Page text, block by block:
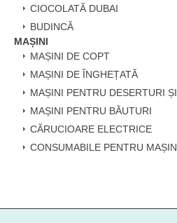
CIOCOLATĂ DUBAI
BUDINCĂ
MAȘINI
MAȘINI DE COPT
MAȘINI DE ÎNGHEȚATĂ
MAȘINI PENTRU DESERTURI
MAȘINI PENTRU BĂUTURI
CĂRUCIOARE ELECTRICE
CONSUMABILE PENTRU